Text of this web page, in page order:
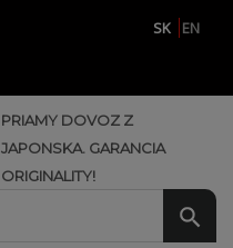
SK
EN
PRIAMY DOVOZ Z
JAPONSKA. GARANCIA
ORIGINALITY!